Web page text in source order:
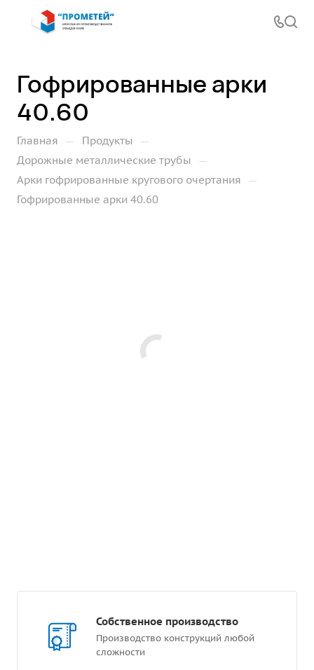
Гофрированные арки
40.60
Главная — Продукты —
Дорожные металлические трубы —
Арки гофрированные кругового очертания —
Гофрированные арки 40.60
Собственное производство
Производство конструкций любой
сложности